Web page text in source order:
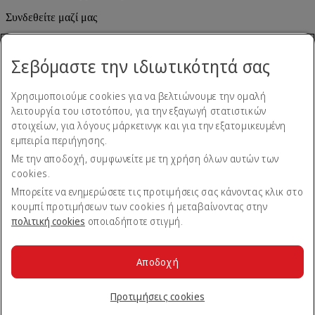
Συνδεθείτε μαζί μας
Δήλωση προσβασιμότητας
Επικοινωνήστε μαζί μας
Πολιτική απορρήτου
Όροι και προϋποθέσεις
Πολιτική cookies
Ασφάλεια στον κυβερνοχώρο
© 2026 Όμιλος Emirates. Με την επιφύλαξη παντός δικαιώματος.
Σεβόμαστε την ιδιωτικότητά σας
Χρησιμοποιούμε cookies για να βελτιώνουμε την ομαλή
λειτουργία του ιστοτόπου, για την εξαγωγή στατιστικών
στοιχείων, για λόγους μάρκετινγκ και για την εξατομικευμένη
εμπειρία περιήγησης.
Με την αποδοχή, συμφωνείτε με τη χρήση όλων αυτών των
cookies.
Μπορείτε να ενημερώσετε τις προτιμήσεις σας κάνοντας κλικ στο
κουμπί προτιμήσεων των cookies ή μεταβαίνοντας στην
πολιτική cookies οποιαδήποτε στιγμή.
Προτιμήσεις cookies
Αποδοχή